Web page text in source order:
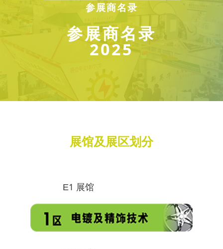
参展商名录
参展商名录
2025
展馆及展区划分
E1 展馆